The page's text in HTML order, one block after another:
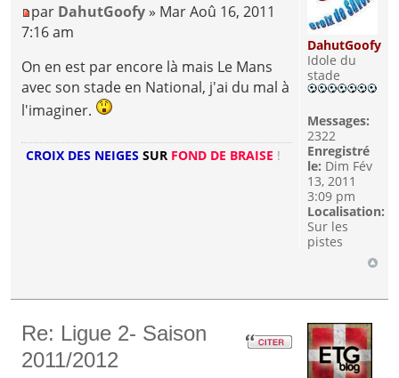
par DahutGoofy » Mar Aoû 16, 2011
7:16 am
On en est par encore là mais Le Mans
avec son stade en National, j'ai du mal à
l'imaginer.
CROIX DES NEIGES SUR FOND DE BRAISE !
DahutGoofy
Idole du
stade
Messages:
2322
Enregistré
le: Dim Fév
13, 2011
3:09 pm
Localisation:
Sur les
pistes
Re: Ligue 2- Saison
2011/2012